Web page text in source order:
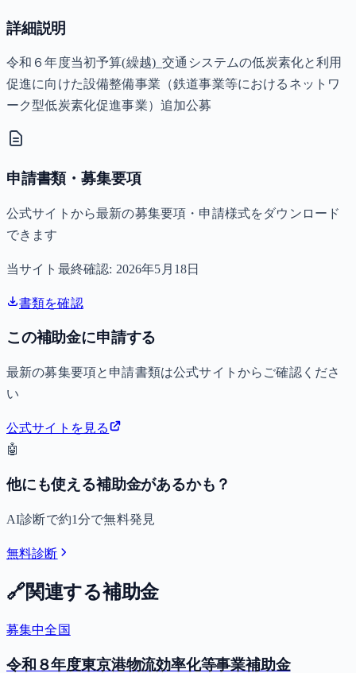
詳細説明
令和６年度当初予算(繰越)_交通システムの低炭素化と利用
促進に向けた設備整備事業（鉄道事業等におけるネットワ
ーク型低炭素化促進事業）追加公募
申請書類・募集要項
公式サイトから最新の募集要項・申請様式をダウンロード
できます
当サイト最終確認: 2026年5月18日
書類を確認
この補助金に申請する
最新の募集要項と申請書類は公式サイトからご確認くださ
い
公式サイトを見る
🤖
他にも使える補助金があるかも？
AI診断で約1分で無料発見
無料診断
🔗関連する補助金
募集中全国
令和８年度東京港物流効率化等事業補助金